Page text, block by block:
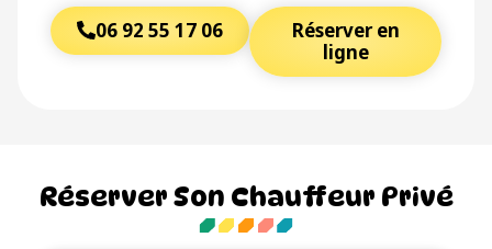
06 92 55 17 06
Réserver en
ligne
Réserver Son Chauffeur Privé